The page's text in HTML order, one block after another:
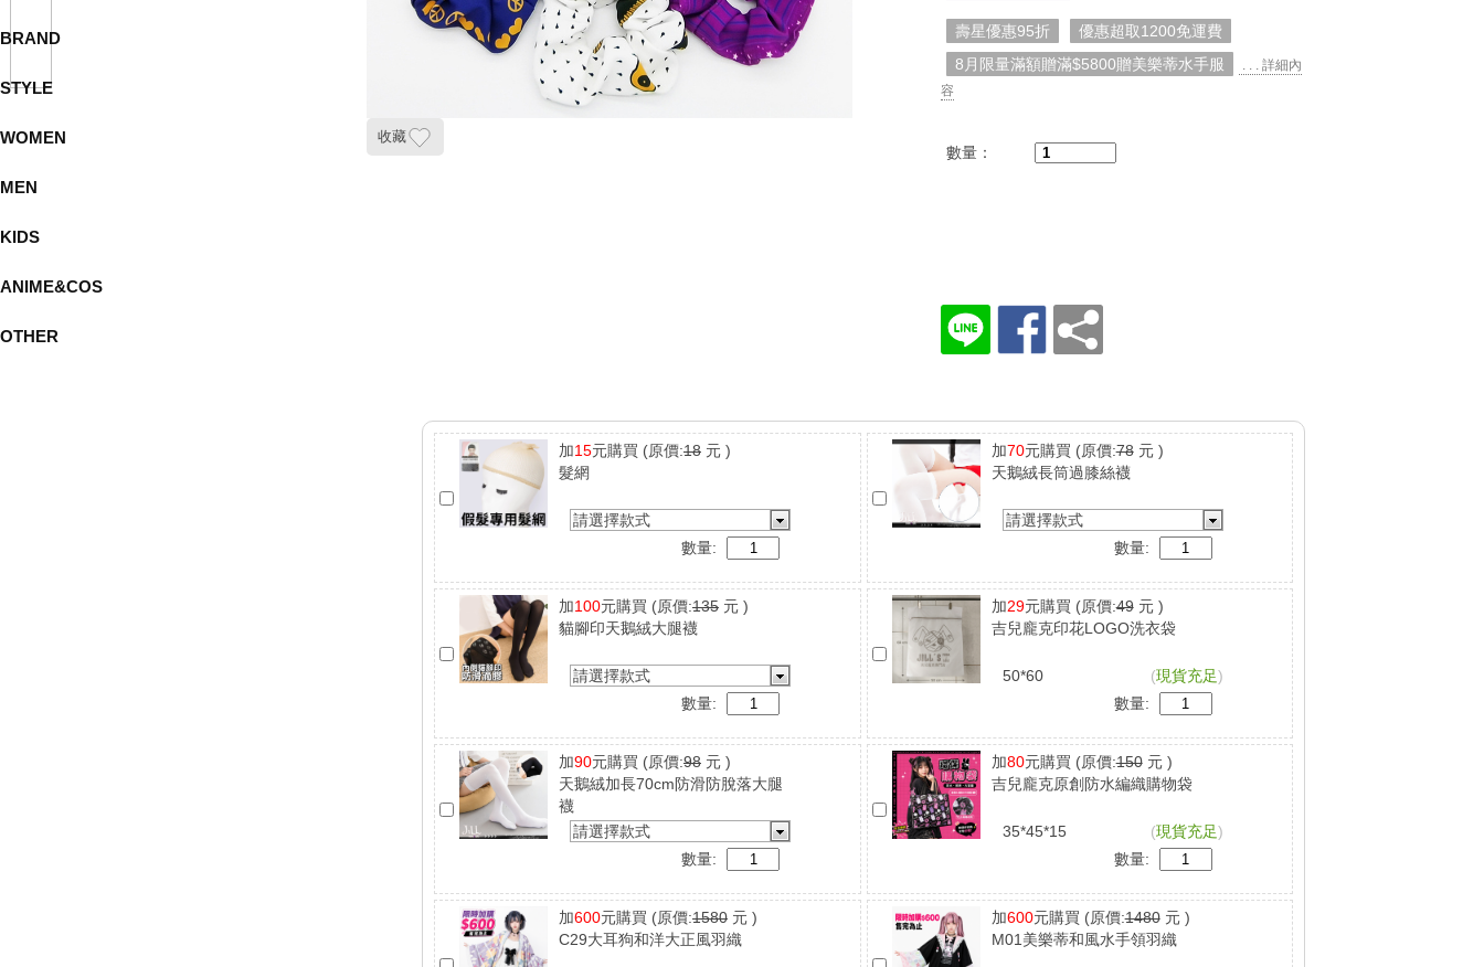
BRAND
STYLE
WOMEN
MEN
KIDS
ANIME&COS
OTHER
收藏
壽星優惠95折
優惠超取1200免運費
8月限量滿額贈滿$5800贈美樂蒂水手服
. . . 詳細內
容
數量：
加15元購買 (原價:18 元 )
髮網
請選擇款式
數量:
加70元購買 (原價:78元 )
天鵝絨長筒過膝絲襪
請選擇款式
數量:
加100元購買 (原價:135 元 )
貓腳印天鵝絨大腿襪
請選擇款式
數量:
加29元購買 (原價:49元 )
吉兒龐克印花LOGO洗衣袋
50*60 (現貨充足)
數量:
加90元購買 (原價:98 元 )
天鵝絨加長70cm防滑防脫落大腿
襪
請選擇款式
數量:
加80元購買 (原價:150元 )
吉兒龐克原創防水編織購物袋
35*45*15 (現貨充足)
數量:
加600元購買 (原價:1580 元 )
C29大耳狗和洋大正風羽織
加600元購買 (原價:1480元 )
M01美樂蒂和風水手領羽織